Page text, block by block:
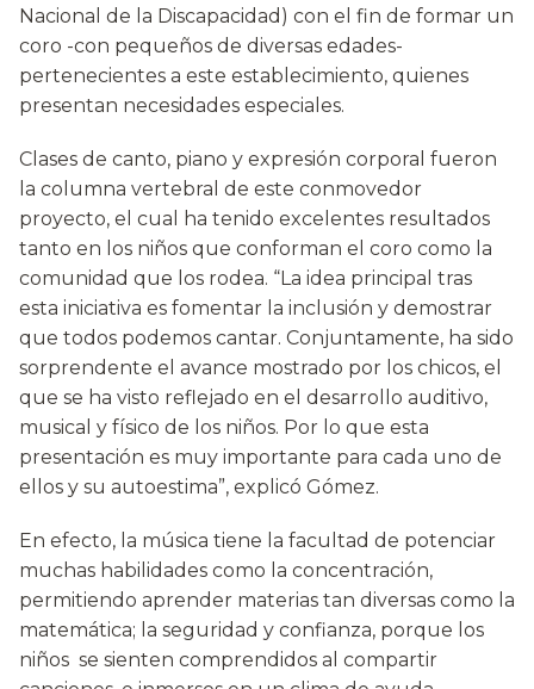
Nacional de la Discapacidad) con el fin de formar un
coro -con pequeños de diversas edades-
pertenecientes a este establecimiento, quienes
presentan necesidades especiales.
Clases de canto, piano y expresión corporal fueron
la columna vertebral de este conmovedor
proyecto, el cual ha tenido excelentes resultados
tanto en los niños que conforman el coro como la
comunidad que los rodea. “La idea principal tras
esta iniciativa es fomentar la inclusión y demostrar
que todos podemos cantar. Conjuntamente, ha sido
sorprendente el avance mostrado por los chicos, el
que se ha visto reflejado en el desarrollo auditivo,
musical y físico de los niños. Por lo que esta
presentación es muy importante para cada uno de
ellos y su autoestima”, explicó Gómez.
En efecto, la música tiene la facultad de potenciar
muchas habilidades como la concentración,
permitiendo aprender materias tan diversas como la
matemática; la seguridad y confianza, porque los
niños se sienten comprendidos al compartir